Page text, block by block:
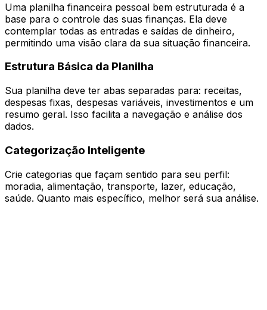
Uma planilha financeira pessoal bem estruturada é a
base para o controle das suas finanças. Ela deve
contemplar todas as entradas e saídas de dinheiro,
permitindo uma visão clara da sua situação financeira.
Estrutura Básica da Planilha
Sua planilha deve ter abas separadas para: receitas,
despesas fixas, despesas variáveis, investimentos e um
resumo geral. Isso facilita a navegação e análise dos
dados.
Categorização Inteligente
Crie categorias que façam sentido para seu perfil:
moradia, alimentação, transporte, lazer, educação,
saúde. Quanto mais específico, melhor será sua análise.